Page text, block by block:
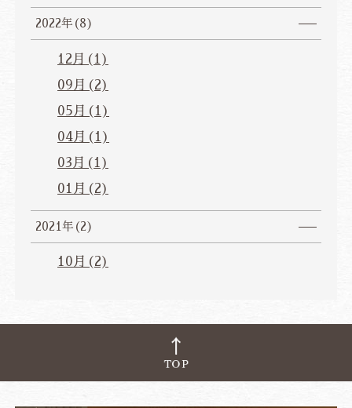
2022年(8)
12月(1)
09月(2)
05月(1)
04月(1)
03月(1)
01月(2)
2021年(2)
10月(2)